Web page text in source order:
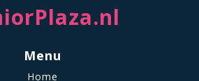
Menu
Home